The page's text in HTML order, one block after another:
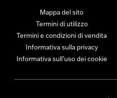
Mappa del sito
Termini di utilizzo
Termini e condizioni di vendita
Informativa sulla privacy
Informativa sull’uso dei cookie